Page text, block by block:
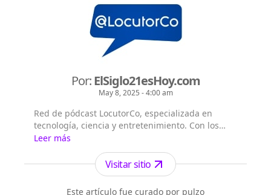
Por:ElSiglo21esHoy.com
May 8, 2025 - 4:00 am
Red de pódcast LocutorCo, especializada en
tecnología, ciencia y entretenimiento. Con los
siguientes títulos pódcast: - El Siglo 21 es Hoy -
Flash Diario - Lecturas Misteriosas - EntreVistas
Leer más
Visitar sitio
Este artículo fue curado por pulzo